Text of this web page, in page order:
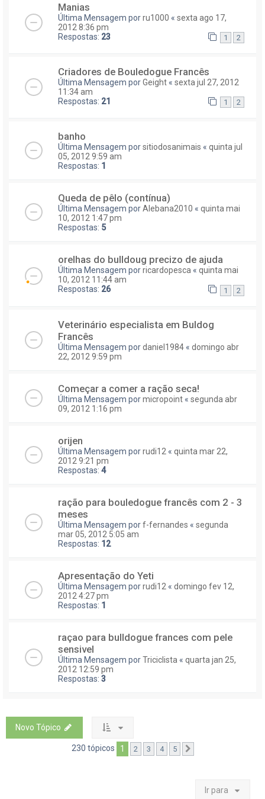
Manias
Última Mensagem porru1000 « sexta ago 17,
2012 8:36 pm
Respostas: 23 1 2
Criadores de Bouledogue Francês
Última Mensagem porGeight « sexta jul 27, 2012
11:34 am
Respostas: 21 1 2
banho
Última Mensagem porsitiodosanimais « quinta jul
05, 2012 9:59 am
Respostas: 1
Queda de pêlo (contínua)
Última Mensagem porAlebana2010 « quinta mai
10, 2012 1:47 pm
Respostas: 5
orelhas do bulldoug precizo de ajuda
Última Mensagem porricardopesca « quinta mai
10, 2012 11:44 am
Respostas: 26 1 2
Veterinário especialista em Buldog
Francês
Última Mensagem pordaniel1984 « domingo abr
22, 2012 9:59 pm
Começar a comer a ração seca!
Última Mensagem pormicropoint « segunda abr
09, 2012 1:16 pm
orijen
Última Mensagem porrudi12 « quinta mar 22,
2012 9:21 pm
Respostas: 4
ração para bouledogue francês com 2 - 3
meses
Última Mensagem porf-fernandes « segunda
mar 05, 2012 5:05 am
Respostas: 12
Apresentação do Yeti
Última Mensagem porrudi12 « domingo fev 12,
2012 4:27 pm
Respostas: 1
raçao para bulldogue frances com pele
sensivel
Última Mensagem porTriciclista « quarta jan 25,
2012 12:59 pm
Respostas: 3
Novo Tópico
230 tópicos 1 2 3 4 5
Ir para